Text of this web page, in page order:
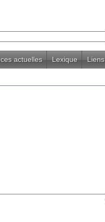
actuelles Lexique Liens